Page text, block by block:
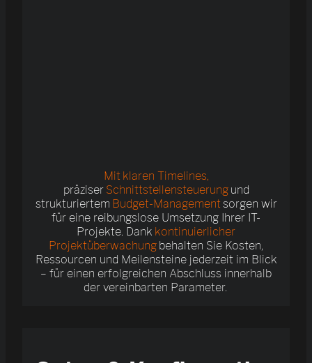
Mit klaren Timelines,
präziser Schnittstellensteuerungund
strukturiertem Budget-Managementsorgen wir
für eine reibungslose Umsetzung Ihrer IT-
Projekte. Dank kontinuierlicher
Projektüberwachung behalten Sie Kosten,
Ressourcen und Meilensteine jederzeit im Blick
– für einen erfolgreichen Abschluss innerhalb
der vereinbarten Parameter.